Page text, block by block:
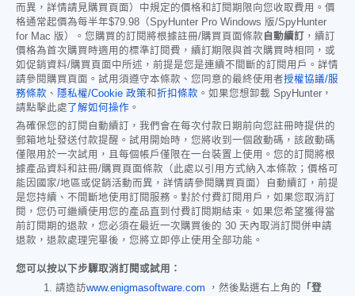
而異，詳情請見購買頁面）中規定的價格和訂閱期限向您收取費用。價
格通常起價為每半年$79.98 （SpyHunter Pro Windows 版/SpyHunter
for Mac 版）。您購買的訂閱將根據註冊/購買頁面條款 自動續訂 ，續訂
價格為首次購買時適用的標準訂閱費，續訂期限與首次購買時相同，或
如促銷資料/購買頁面中所述，前提是您是連續不間斷的訂閱用戶。詳情
請參閱購買頁面。試用須遵守本條款、您同意的最終使用者授權協議/服
務條款 、 隱私權/Cookie 政策和折扣條款 。如果您想卸載 SpyHunter，
請點擊此處了解如何操作 。
為確保您的訂閱自動續訂，我們會在每次付款日期前向您註冊時提供的
郵箱地址發送付款提醒。試用開始時，您將收到一個啟動碼，該啟動碼
僅限用於一次試用，且每個帳戶僅限在一台裝置上使用。您的訂閱將根
據產品資料和註冊/購買頁面條款（此處以引用方式納入本條款；價格可
能因國家/地區或促銷活動而異，詳情請參閱購買頁面）自動續訂，前提
是您持續、不間斷地使用訂閱服務。對於付費訂閱用戶，如果您取消訂
閱，您仍可繼續使用您的產品直到付費訂閱期結束。如果您希望獲得當
前訂閱期的退款，您必須在最近一次購買後的 30 天內取消訂閱併申請
退款，退款處理完畢後，您將立即停止使用全部功能。
您可以按以下步驟取消訂閱或試用：
請造訪www.enigmasoftware.com ，然後點選右上角的 「登